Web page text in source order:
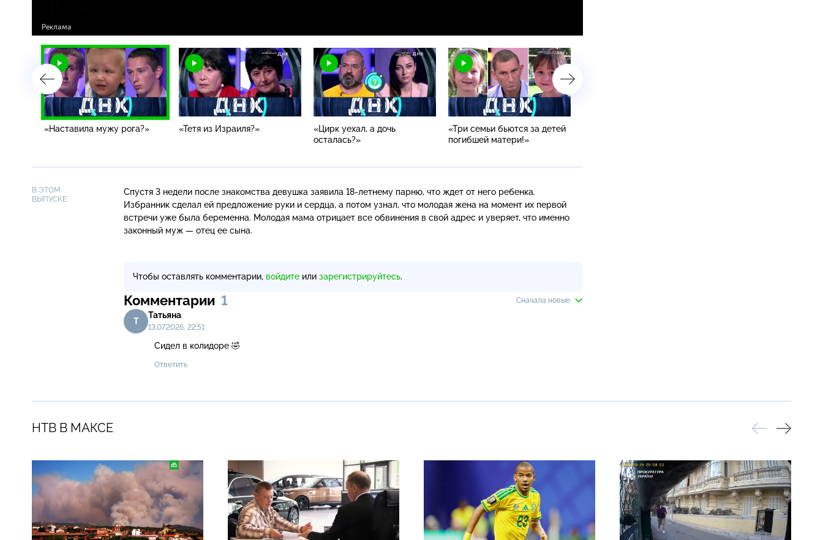
«Наставила мужу рога?» «Тетя из Израиля?»
«Цирк уехал, а дочь
осталась?»
«Три семьи бьются за детей
погибшей матери!»
В ЭТОМ
ВЫПУСКЕ:
Спустя 3 недели после знакомства девушка заявила 18-летнему парню, что ждет от него ребенка.
Избранник сделал ей предложение руки и сердца, а потом узнал, что молодая жена на момент их первой
встречи уже была беременна. Молодая мама отрицает все обвинения в свой адрес и уверяет, что именно
законный муж — отец ее сына.
Чтобы оставлять комментарии, войдите или зарегистрируйтесь.
Комментарии 1 Сначала новые
Т
Татьяна
13.07.2026, 22:51
Сидел в колидоре 🤣
Ответить
НТВ В МАКСЕ